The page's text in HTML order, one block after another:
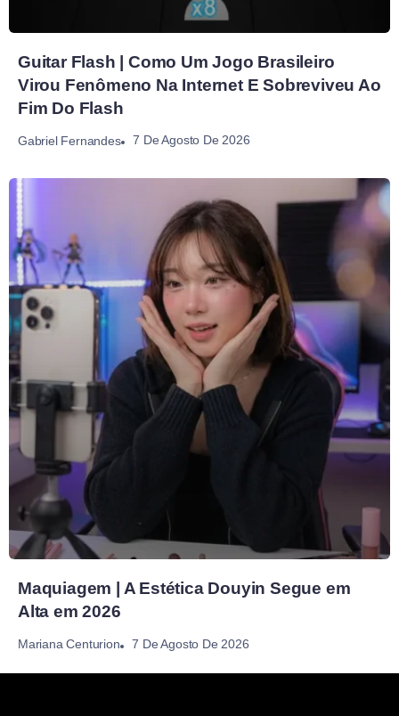
Guitar Flash | Como Um Jogo Brasileiro
Virou Fenômeno Na Internet E Sobreviveu Ao
Fim Do Flash
Gabriel Fernandes 7 De Agosto De 2026
Maquiagem | A Estética Douyin Segue em
Alta em 2026
Mariana Centurion 7 De Agosto De 2026